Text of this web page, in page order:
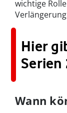
wichtige
Hier
Serien
Wann